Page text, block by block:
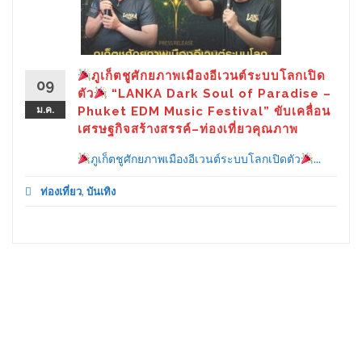
09
ม.ค.
ภูเก็ตชูศักยภาพเมืองอีเวนต์ระบบโลกเปิด
ตัว
“LANKA Dark Soul of Paradise –
Phuket EDM Music Festival” ขับเคลื่อน
เศรษฐกิจสร้างสรรค์–ท่องเที่ยวคุณภาพ
ภูเก็ตชูศักยภาพเมืองอีเวนต์ระบบโลกเปิดตัว ...
ท่องเที่ยว, บันเทิง